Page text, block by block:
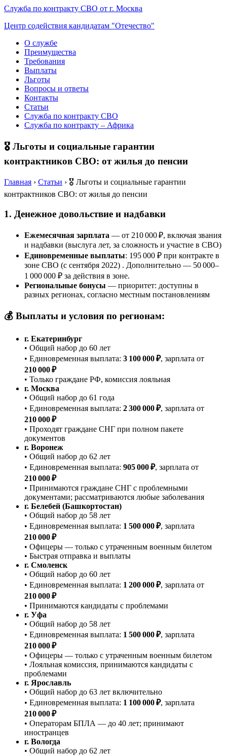
Служба по контракту СВО от г. Москва
Центр содействия кандидатам "Отечество"
О службе
Преимущества
Требования
Выплаты
Льготы
Вопросы и ответы
Контакты
Статьи
Служба по контракту СВО
Служба по контракту – Африка
🎖️ Льготы и социальные гарантии
контрактников СВО: от жилья до пенсии
Главная › Статьи › 🎖️ Льготы и социальные гарантии
контрактников СВО: от жилья до пенсии
1. Денежное довольствие и надбавки
Ежемесячная зарплата — от 210 000 ₽, включая звания
и надбавки (выслуга лет, за сложность и участие в СВО)
Единовременные выплаты: 195 000 ₽ при контракте в
зоне СВО (с сентября 2022) . Дополнительно — 50 000–
1 000 000 ₽ за действия в зоне.
Региональные бонусы — приоритет: доступны в
разных регионах, согласно местным постановлениям
💰 Выплаты и условия по регионам:
г. Екатеринбург
• Общий набор до 60 лет
• Единовременная выплата: 3 100 000 ₽, зарплата от
210 000 ₽
• Только граждане РФ, комиссия лояльная
г. Москва
• Общий набор до 61 года
• Единовременная выплата: 2 300 000 ₽, зарплата от
210 000 ₽
• Проходят граждане СНГ при полном пакете
документов
г. Воронеж
• Общий набор до 62 лет
• Единовременная выплата: 905 000 ₽, зарплата от
210 000 ₽
• Принимаются граждане СНГ с проблемными
документами; рассматриваются любые заболевания
г. Белебей (Башкортостан)
• Общий набор до 58 лет
• Единовременная выплата: 1 500 000 ₽, зарплата
210 000 ₽
• Офицеры — только с утраченным военным билетом
• Быстрая отправка и выплаты
г. Смоленск
• Общий набор до 60 лет
• Единовременная выплата: 1 200 000 ₽, зарплата от
210 000 ₽
• Принимаются кандидаты с проблемами
г. Уфа
• Общий набор до 58 лет
• Единовременная выплата: 1 500 000 ₽, зарплата
210 000 ₽
• Офицеры — только с утраченным военным билетом
• Лояльная комиссия, принимаются кандидаты с
проблемами
г. Ярославль
• Общий набор до 63 лет включительно
• Единовременная выплата: 1 100 000 ₽, зарплата
210 000 ₽
• Операторам БПЛА — до 40 лет; принимают
иностранцев
г. Вологда
• Общий набор до 62 лет